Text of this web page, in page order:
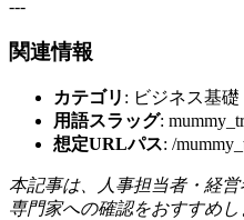
---
関連情報
カテゴリ : ビジネス基礎
用語スラッグ:
想定URLパス: /
本記事は、人事担当者・経
専門家への確認をおすすめし